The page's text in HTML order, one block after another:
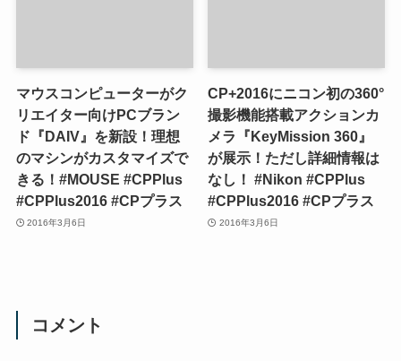
マウスコンピューターがク
リエイター向けPCブラン
ド『DAIV』を新設！理想
のマシンがカスタマイズで
きる！#MOUSE #CPPlus
#CPPlus2016 #CPプラス
2016年3月6日
CP+2016にニコン初の360°
撮影機能搭載アクションカ
メラ『KeyMission 360』
が展示！ただし詳細情報は
なし！ #Nikon #CPPlus
#CPPlus2016 #CPプラス
2016年3月6日
コメント